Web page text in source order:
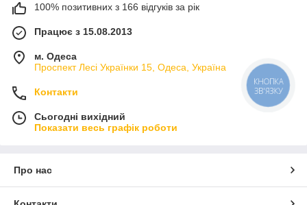
100% позитивних з 166 відгуків за рік
Працює з 15.08.2013
м. Одеса
Проспект Лесі Українки 15, Одеса, Україна
Контакти
Сьогодні вихідний
Показати весь графік роботи
Про нас
КНОПКА
ЗВ'ЯЗКУ